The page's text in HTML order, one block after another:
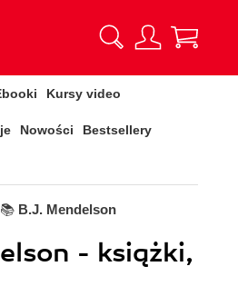
Kursy video
Nowości Bestsellery
B.J. Mendelson
- książki,